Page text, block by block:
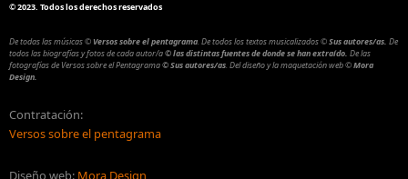
©2023. Todos los derechos reservados
De todas las músicas© Versos sobre el pentagrama. De todos los textos musicalizados©Sus autores/as. De
todos las biografías y fotos de cada autor/a© las distintas fuentes de donde se han extraído. De las
fotografías de Versos sobre el Pentagrama© Sus autores/as. Del diseño y la maquetación web©Mora
Design.
Contratación:
Versos sobre el pentagrama
Diseño web: Mora Design